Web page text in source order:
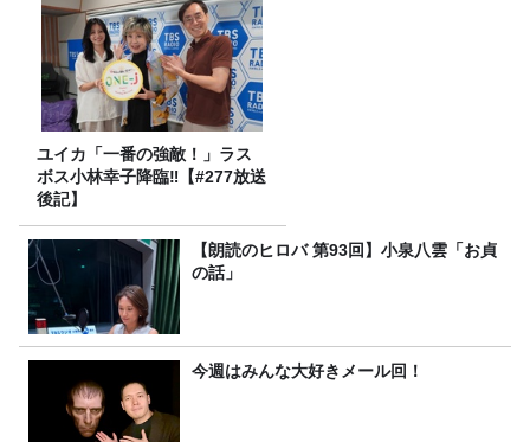
ユイカ「一番の強敵！」ラス
ボス小林幸子降臨‼【#277放送
後記】
【朗読のヒロバ 第93回】小泉八雲「お貞
の話」
今週はみんな大好きメール回！